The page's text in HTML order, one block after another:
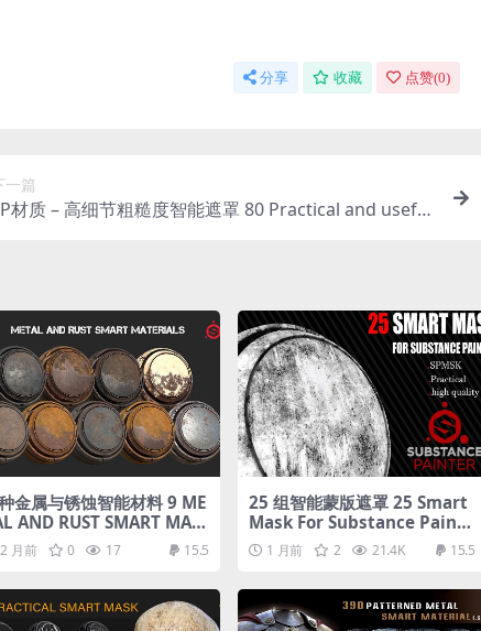
分享 收藏 点赞(0)
一篇
材质 – 高细节粗糙度智能遮罩 80 Practical and useful
金属与锈蚀智能材料 9 ME
AND RUST SMART MAT
2 月前 0 17 15.5
25 组智能蒙版遮罩 25 Smart
Mask For Substance Painte
r 1 月前 2 21.4K 15.5